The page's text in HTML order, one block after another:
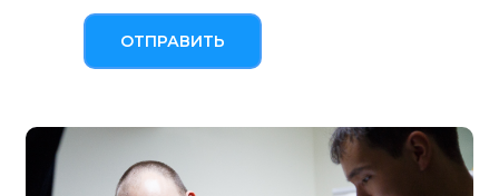
ОТПРАВИТЬ